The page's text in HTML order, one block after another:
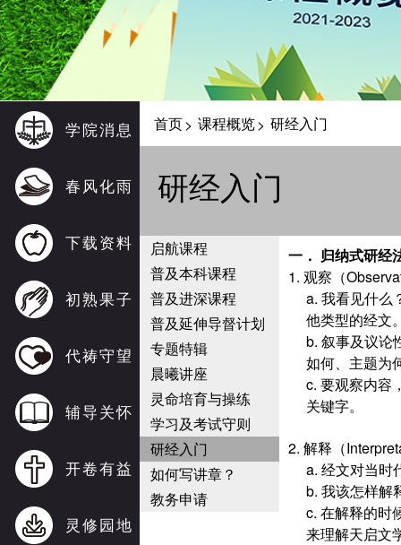
学院消息
春风化雨
下载资料
初熟果子
代祷守望
辅导关怀
开卷有益
灵修园地
首页> 课程概览> 研经入门
研经入门
启航课程
普及本科课程
普及进深课程
普及延伸导督计划
专题特辑
晨曦讲座
灵命培育与操练
学习及考试守则
研经入门
如何写讲章？
教务申请
一． 归纳式研经
1. 观察（
a. 我看见什么
他类型的经文
b. 叙事及议论
如何、主题为
c. 要观察内容
关键字。
2. 解释（
a. 经文对当时
b. 我该怎样解
c. 在解释的时
来理解天启文